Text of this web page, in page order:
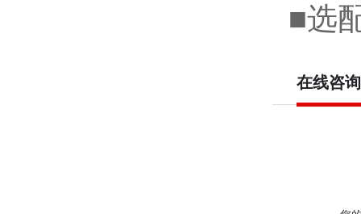
■选
在线咨询